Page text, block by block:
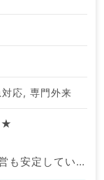
応, 専門外来
も安定していま